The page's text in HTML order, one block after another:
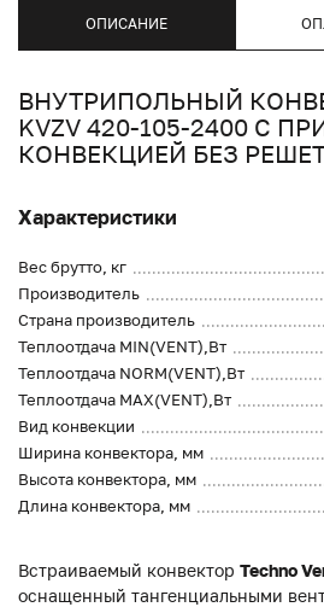
ОПИСАНИЕ
ВНУТРИПОЛЬНЫЙ
KVZV 420-105-2400 С
КОНВЕКЦИЕЙ БЕЗ
Характеристики
Вес брутто, кг
Производитель
Страна производитель
Теплоотдача MIN(VENT),Вт
Теплоотдача NORM(VENT),Вт
Теплоотдача MAX(VENT),Вт
Вид конвекции
Ширина конвектора, мм
Высота конвектора, мм
Длина конвектора, мм
Встраиваемый конвектор Techno
оснащенный тангенциальными